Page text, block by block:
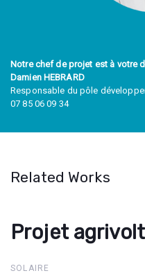
Notre chef de projet est à votre
Damien HEBRARD
Responsable du pôle
07 85 06 09 34
Related Works
Projet
Projet
Maiz’Ange
SOLAIRE